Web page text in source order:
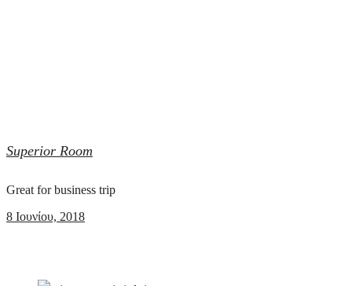
Superior Room
Great for business trip
8 Ιουνίου, 2018